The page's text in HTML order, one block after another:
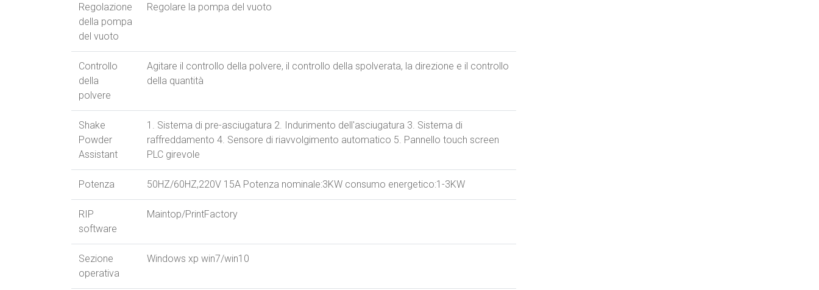
Regolazione
della pompa
del vuoto
Regolare la pompa del vuoto
Controllo
della
polvere
Agitare il controllo della polvere, il controllo della spolverata, la direzione e il controllo
della quantità
Shake
Powder
Assistant
1. Sistema di pre-asciugatura 2. Indurimento dell'asciugatura 3. Sistema di
raffreddamento 4. Sensore di riavvolgimento automatico 5. Pannello touch screen
PLC girevole
Potenza 50HZ/60HZ,220V 15A Potenza nominale:3KW consumo energetico:1-3KW
RIP
software
Maintop/PrintFactory
Sezione
operativa
Windows xp win7/win10